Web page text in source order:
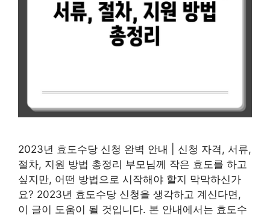
2023년 효도수당 신청 완벽 안내 | 신청 자격, 서류,
절차, 지원 방법 총정리 부모님께 작은 효도를 하고
싶지만, 어떤 방법으로 시작해야 할지 막막하신가
요? 2023년 효도수당 신청을 생각하고 계신다면,
이 글이 도움이 될 것입니다. 본 안내에서는 효도수